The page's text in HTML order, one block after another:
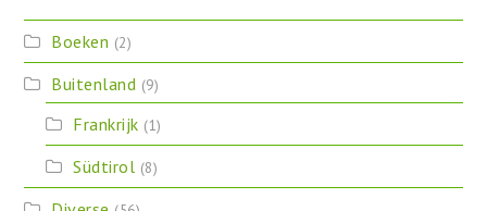
Boeken (2)
Buitenland (9)
Frankrijk (1)
Südtirol (8)